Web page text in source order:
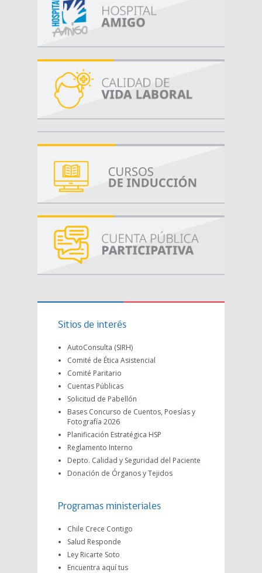
Sitios de interés
AutoConsulta (SIRH)
Comité de Ética Asistencial
Comité Paritario
Cuentas Públicas
Solicitud de Pabellón
Bases Concurso de Cuentos, Poesías y
Fotografía 2026
Planificación Estratégica HSP
Reglamento Interno
Depto. Calidad y Seguridad del Paciente
Donación de Órganos y Tejidos
Programas ministeriales
Chile Crece Contigo
Salud Responde
Ley Ricarte Soto
Encuentra aquí tus